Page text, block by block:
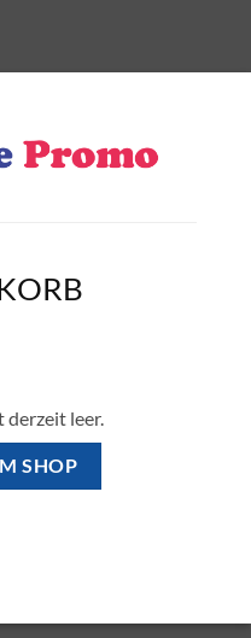
derzeit leer.
SHOP